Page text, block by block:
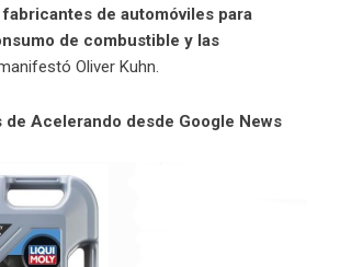
de automóviles para
de combustible y las
Oliver Kuhn.
de Acelerando desde Google News